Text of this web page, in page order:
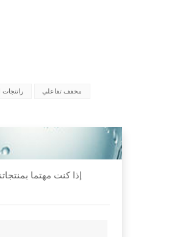
راتنجات مخفف تفاعلي
إذا كنت مهتما